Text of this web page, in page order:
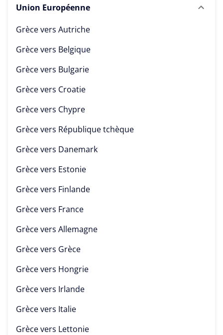
Union Européenne
Grèce vers Autriche
Grèce vers Belgique
Grèce vers Bulgarie
Grèce vers Croatie
Grèce vers Chypre
Grèce vers République tchèque
Grèce vers Danemark
Grèce vers Estonie
Grèce vers Finlande
Grèce vers France
Grèce vers Allemagne
Grèce vers Grèce
Grèce vers Hongrie
Grèce vers Irlande
Grèce vers Italie
Grèce vers Lettonie